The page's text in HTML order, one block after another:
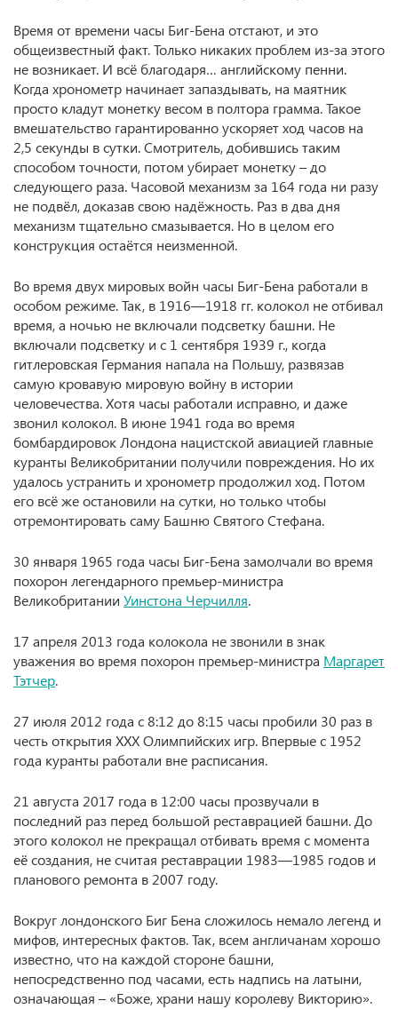
Время от времени часы Биг-Бена отстают, и это
общеизвестный факт. Только никаких проблем из-за этого
не возникает. И всё благодаря… английскому пенни.
Когда хронометр начинает запаздывать, на маятник
просто кладут монетку весом в полтора грамма. Такое
вмешательство гарантированно ускоряет ход часов на
2,5 секунды в сутки. Смотритель, добившись таким
способом точности, потом убирает монетку – до
следующего раза. Часовой механизм за 164 года ни разу
не подвёл, доказав свою надёжность. Раз в два дня
механизм тщательно смазывается. Но в целом его
конструкция остаётся неизменной.
Во время двух мировых войн часы Биг-Бена работали в
особом режиме. Так, в 1916—1918 гг. колокол не отбивал
время, а ночью не включали подсветку башни. Не
включали подсветку и с 1 сентября 1939 г., когда
гитлеровская Германия напала на Польшу, развязав
самую кровавую мировую войну в истории
человечества. Хотя часы работали исправно, и даже
звонил колокол. В июне 1941 года во время
бомбардировок Лондона нацистской авиацией главные
куранты Великобритании получили повреждения. Но их
удалось устранить и хронометр продолжил ход. Потом
его всё же остановили на сутки, но только чтобы
отремонтировать саму Башню Святого Стефана.
30 января 1965 года часы Биг-Бена замолчали во время
похорон легендарного премьер-министра
Великобритании Уинстона Черчилля.
17 апреля 2013 года колокола не звонили в знак
уважения во время похорон премьер-министра Маргарет
Тэтчер.
27 июля 2012 года с 8:12 до 8:15 часы пробили 30 раз в
честь открытия XXX Олимпийских игр. Впервые с 1952
года куранты работали вне расписания.
21 августа 2017 года в 12:00 часы прозвучали в
последний раз перед большой реставрацией башни. До
этого колокол не прекращал отбивать время с момента
её создания, не считая реставрации 1983—1985 годов и
планового ремонта в 2007 году.
Вокруг лондонского Биг Бена сложилось немало легенд и
мифов, интересных фактов. Так, всем англичанам хорошо
известно, что на каждой стороне башни,
непосредственно под часами, есть надпись на латыни,
означающая – «Боже, храни нашу королеву Викторию».